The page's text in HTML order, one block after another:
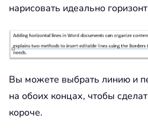
нарисовать идеально
Вы можете выбрать линию и
на обоих концах, чтобы
короче.